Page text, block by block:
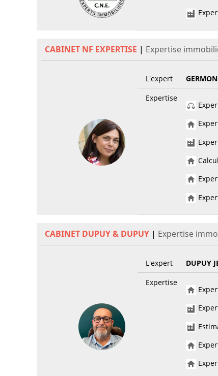
CABINET NF EXPERTISE | Expertise
L'expert
Expertise
CABINET DUPUY & DUPUY | Expertise
L'expert
DUPUY
Expertise